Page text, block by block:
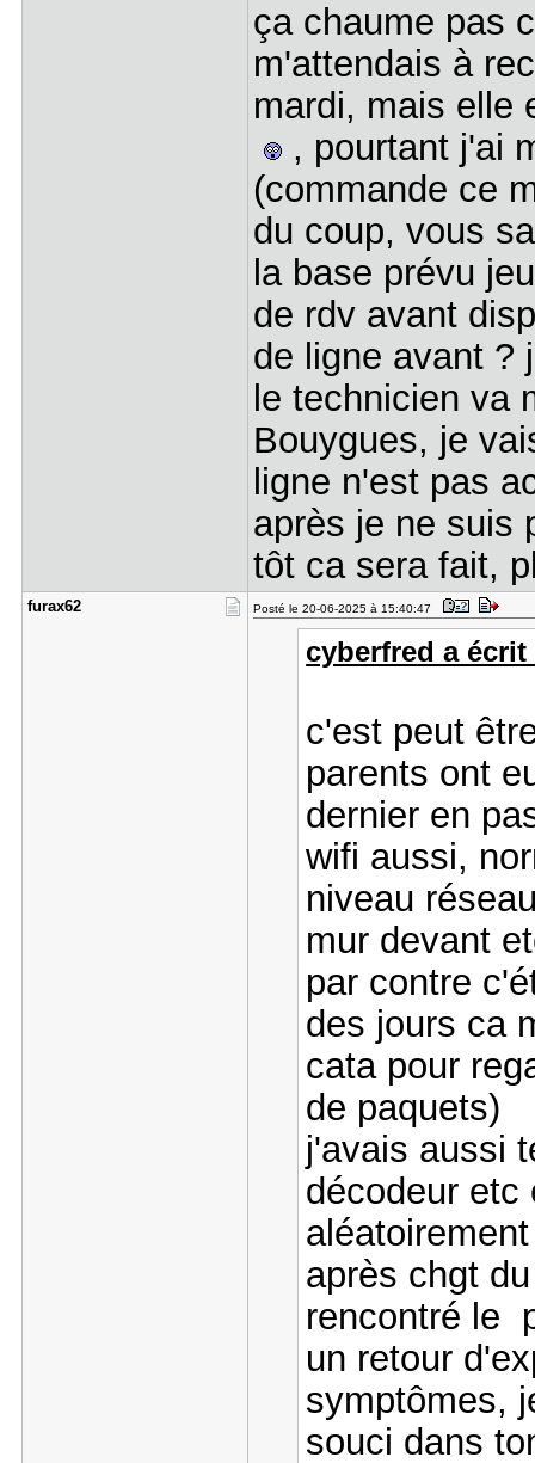
ça chaume pas
m'attendais à
mardi, mais elle
, pourtant j'ai
(commande ce
du coup, vous
la base prévu
de rdv avant
de ligne avant ?
le technicien va
Bouygues, je
ligne n'est pas
après je ne suis
tôt ca sera fait,
furax62 Posté le 20-06-2025 à 15:40:47
cyberfred a écrit
c'est peut
parents ont
dernier en
wifi aussi,
niveau
mur devant
par contre
des jours ca
cata pour
de paquets)
j'avais aussi
décodeur etc
après chgt
rencontré le
un retour
symptômes,
souci dans